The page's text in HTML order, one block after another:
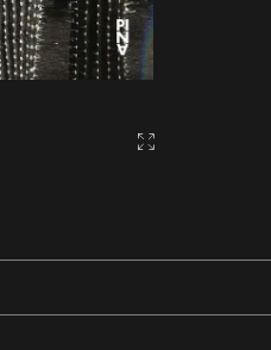
Gallery2:fullscreen